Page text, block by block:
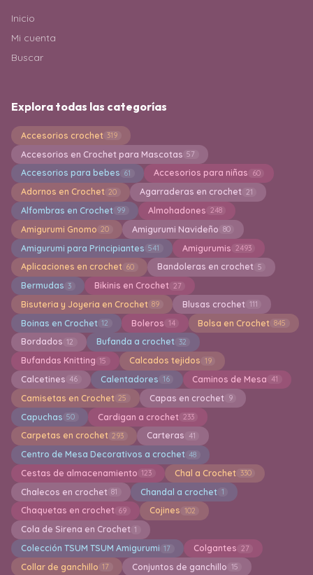
Inicio
Mi cuenta
Buscar
Explora todas las categorías
Accesorios crochet 319
Accesorios en Crochet para Mascotas 57
Accesorios para bebes 61 Accesorios para niñas 60
Adornos en Crochet 20 Agarraderas en crochet 21
Alfombras en Crochet 99 Almohadones 248
Amigurumi Gnomo 20 Amigurumi Navideño 80
Amigurumi para Principiantes 541 Amigurumis 2493
Aplicaciones en crochet 60 Bandoleras en crochet 5
Bermudas 3 Bikinis en Crochet 27
Bisuteria y Joyeria en Crochet 89 Blusas crochet 111
Boinas en Crochet 12 Boleros 14 Bolsa en Crochet 845
Bordados 12 Bufanda a crochet 32
Bufandas Knitting 15 Calcados tejidos 19
Calcetines 46 Calentadores 16 Caminos de Mesa 41
Camisetas en Crochet 25 Capas en crochet 9
Capuchas 50 Cardigan a crochet 233
Carpetas en crochet 293 Carteras 41
Centro de Mesa Decorativos a crochet 48
Cestas de almacenamiento 123 Chal a Crochet 330
Chalecos en crochet 81 Chandal a crochet 1
Chaquetas en crochet 69 Cojines 102
Cola de Sirena en Crochet 1
Colección TSUM TSUM Amigurumi 17 Colgantes 27
Collar de ganchillo 17 Conjuntos de ganchillo 15